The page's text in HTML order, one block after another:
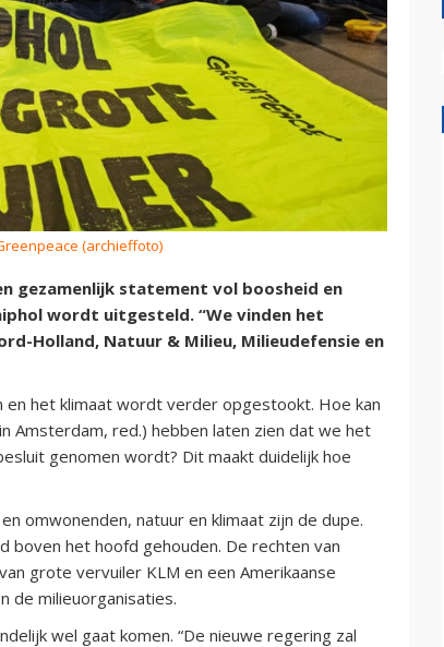
(archieffoto)
gezamenlijk statement vol boosheid en
wordt uitgesteld. “We vinden het
Holland, Natuur & Milieu, Milieudefensie en
het klimaat wordt verder opgestookt. Hoe kan
Amsterdam, red.) hebben laten zien dat we het
genomen wordt? Dit maakt duidelijk hoe
omwonenden, natuur en klimaat zijn de dupe.
het hoofd gehouden. De rechten van
grote vervuiler KLM en een Amerikaanse
de milieuorganisaties.
wel gaat komen. “De nieuwe regering zal